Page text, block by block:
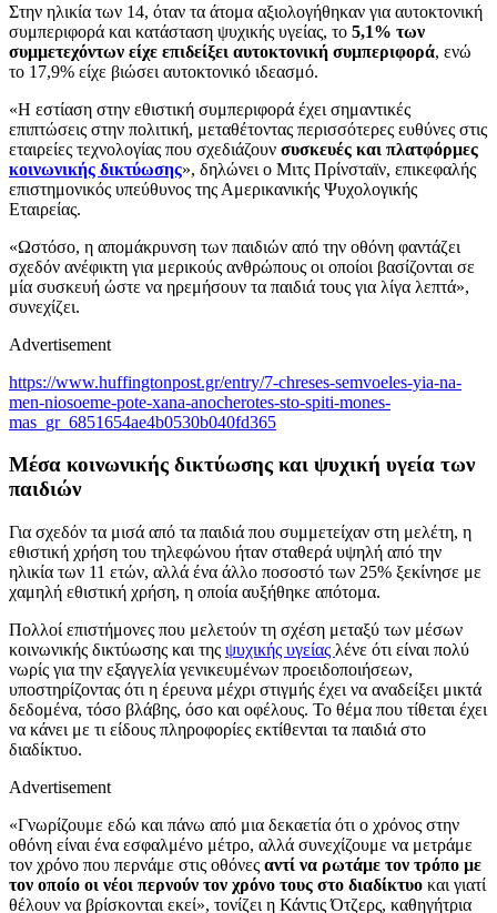
Στην ηλικία των 14, όταν τα άτομα αξιολογήθηκαν για αυτοκτονική
συμπεριφορά και κατάσταση ψυχικής υγείας, το 5,1% των
συμμετεχόντων είχε επιδείξει αυτοκτονική συμπεριφορά, ενώ
το 17,9% είχε βιώσει αυτοκτονικό ιδεασμό.
«Η εστίαση στην εθιστική συμπεριφορά έχει σημαντικές
επιπτώσεις στην πολιτική, μεταθέτοντας περισσότερες ευθύνες στις
εταιρείες τεχνολογίας που σχεδιάζουν συσκευές και πλατφόρμες
κοινωνικής δικτύωσης», δηλώνει ο Μιτς Πρίνσταϊν, επικεφαλής
επιστημονικός υπεύθυνος της Αμερικανικής Ψυχολογικής
Εταιρείας.
«Ωστόσο, η απομάκρυνση των παιδιών από την οθόνη φαντάζει
σχεδόν ανέφικτη για μερικούς ανθρώπους οι οποίοι βασίζονται σε
μία συσκευή ώστε να ηρεμήσουν τα παιδιά τους για λίγα λεπτά»,
συνεχίζει.
Advertisement
https://www.huffingtonpost.gr/entry/7-chreses-semvoeles-yia-na-
men-niosoeme-pote-xana-anocherotes-sto-spiti-mones-
mas_gr_6851654ae4b0530b040fd365
Μέσα κοινωνικής δικτύωσης και ψυχική υγεία των
παιδιών
Για σχεδόν τα μισά από τα παιδιά που συμμετείχαν στη μελέτη, η
εθιστική χρήση του τηλεφώνου ήταν σταθερά υψηλή από την
ηλικία των 11 ετών, αλλά ένα άλλο ποσοστό των 25% ξεκίνησε με
χαμηλή εθιστική χρήση, η οποία αυξήθηκε απότομα.
Πολλοί επιστήμονες που μελετούν τη σχέση μεταξύ των μέσων
κοινωνικής δικτύωσης και της ψυχικής υγείας λένε ότι είναι πολύ
νωρίς για την εξαγγελία γενικευμένων προειδοποιήσεων,
υποστηρίζοντας ότι η έρευνα μέχρι στιγμής έχει να αναδείξει μικτά
δεδομένα, τόσο βλάβης, όσο και οφέλους. Το θέμα που τίθεται έχει
να κάνει με τι είδους πληροφορίες εκτίθενται τα παιδιά στο
διαδίκτυο.
Advertisement
«Γνωρίζουμε εδώ και πάνω από μια δεκαετία ότι ο χρόνος στην
οθόνη είναι ένα εσφαλμένο μέτρο, αλλά συνεχίζουμε να μετράμε
τον χρόνο που περνάμε στις οθόνες αντί να ρωτάμε τον τρόπο με
τον οποίο οι νέοι περνούν τον χρόνο τους στο διαδίκτυο και γιατί
θέλουν να βρίσκονται εκεί», τονίζει η Κάντις Ότζερς, καθηγήτρια